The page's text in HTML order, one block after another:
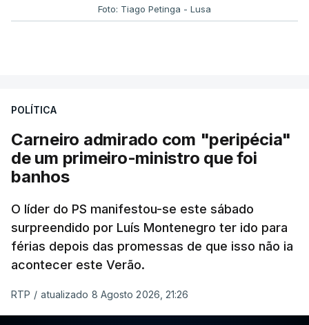
Foto: Tiago Petinga - Lusa
POLÍTICA
Carneiro admirado com "peripécia"
de um primeiro-ministro que foi
banhos
O líder do PS manifestou-se este sábado
surpreendido por Luís Montenegro ter ido para
férias depois das promessas de que isso não ia
acontecer este Verão.
RTP / atualizado 8 Agosto 2026, 21:26